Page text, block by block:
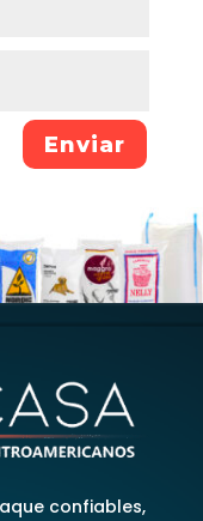
Enviar
confiables,